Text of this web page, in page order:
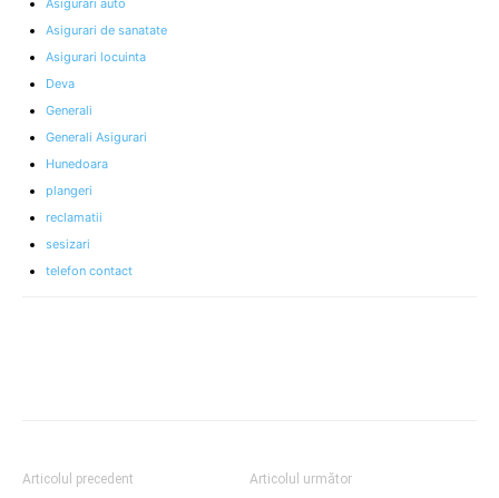
Asigurari de sanatate
Asigurari locuinta
Deva
Generali
Generali Asigurari
Hunedoara
plangeri
reclamatii
sesizari
telefon contact
Articolul precedent Articolul următor